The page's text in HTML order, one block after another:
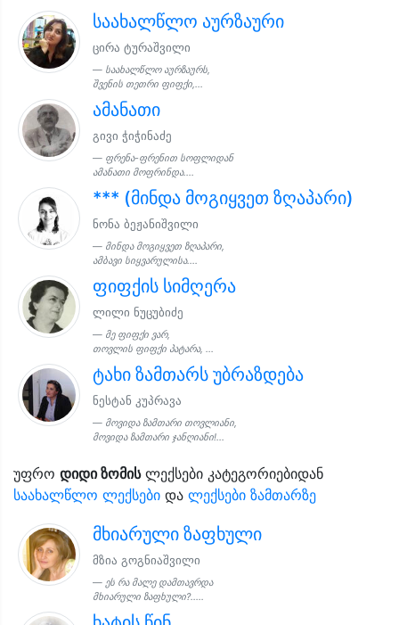
საახალწლო აურზაური
ცირა ტურაშვილი
საახალწლო აურზაურს,
შვენის თეთრი ფიფქი,...
ამანათი
გივი ჭიჭინაძე
ფრენა-ფრენით სოფლიდან
ამანათი მოფრინდა....
*** (მინდა მოგიყვეთ ზღაპარი)
ნონა ბეჟანიშვილი
მინდა მოგიყვეთ ზღაპარი,
ამბავი სიყვარულისა....
ფიფქის სიმღერა
ლილი ნუცუბიძე
მე ფიფქი ვარ,
თოვლის ფიფქი პატარა, ...
ტახი ზამთარს უბრაზდება
ნესტან კუპრავა
მოვიდა ზამთარი თოვლიანი,
მოვიდა ზამთარი ჯანღიანი!...
უფრო დიდი ზომისლექსები კატეგორიებიდან
საახალწლო ლექსები და ლექსები ზამთარზე
მხიარული ზაფხული
მზია გოგნიაშვილი
ეს რა მალე დამთავრდა
მხიარული ზაფხული?.....